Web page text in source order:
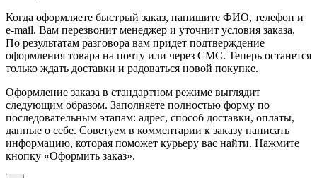
Когда оформляете быстрый заказ, напишите ФИО, телефон и
e-mail. Вам перезвонит менеджер и уточнит условия заказа.
По результатам разговора вам придет подтверждение
оформления товара на почту или через СМС. Теперь останется
только ждать доставки и радоваться новой покупке.
Оформление заказа в стандартном режиме выглядит
следующим образом. Заполняете полностью форму по
последовательным этапам: адрес, способ доставки, оплаты,
данные о себе. Советуем в комментарии к заказу написать
информацию, которая поможет курьеру вас найти. Нажмите
кнопку «Оформить заказ».